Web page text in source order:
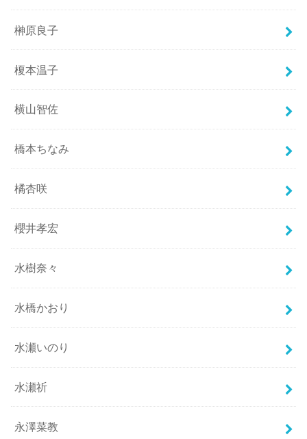
榊原良子
榎本温子
横山智佐
橋本ちなみ
橘杏咲
櫻井孝宏
水樹奈々
水橋かおり
水瀬いのり
水瀬祈
永澤菜教